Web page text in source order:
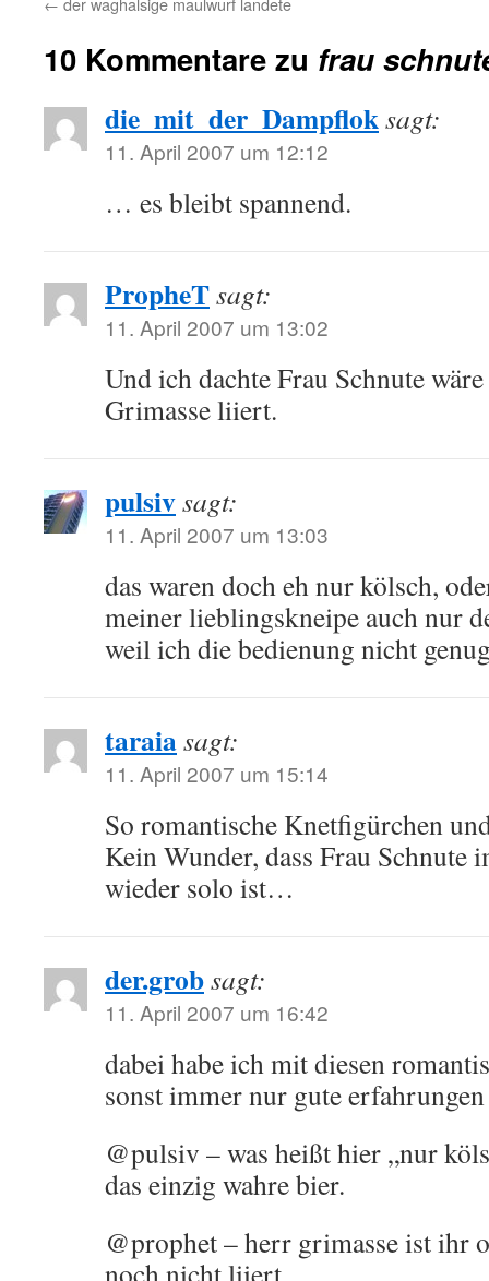
10 Kommentare zu frau
die_mit_der_Dampfloksagt:
11. April 2007 um 12:12
… es bleibt spannend.
PropheTsagt:
11. April 2007 um 13:02
Und ich dachte Frau Schnute
Grimasse liiert.
pulsivsagt:
11. April 2007 um 13:03
das waren doch eh nur kölsch,
meiner lieblingskneipe auch nur
weil ich die bedienung nicht
taraiasagt:
11. April 2007 um 15:14
So romantische Knetfigürchen
Kein Wunder, dass Frau Schnute
wieder solo ist…
der.grobsagt:
11. April 2007 um 16:42
dabei habe ich mit diesen
sonst immer nur gute
@pulsiv – was heißt hier „nur
das einzig wahre bier.
@prophet – herr grimasse ist ihr
noch nicht liiert.